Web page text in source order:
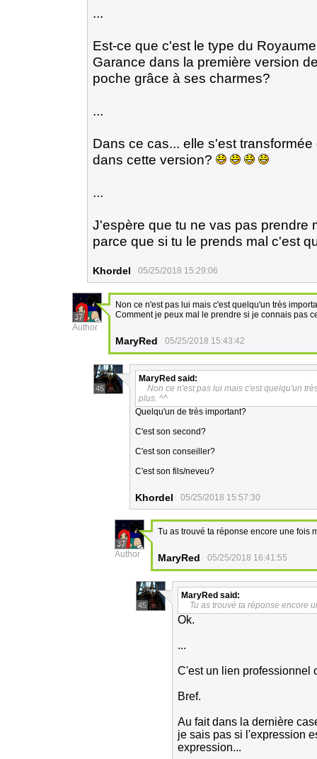
...
Est-ce que c'est le type du
Garance dans la première version
poche grâce à ses charmes?
...
Dans ce cas... elle s'est
dans cette version?
...
J'espère que tu ne vas pas prendre
parce que si tu le prends mal c'est
Khordel 05/25/2018 15:29:06
37
Author
Non ce n'est pas lui mais c'est quelqu'un très
Comment je peux mal le prendre si je connais pas
MaryRed 05/25/2018 15:43:42
45
MaryRed said:
Non ce n'est pas lui mais c'est quelqu'un
plus. ^^
Quelqu'un de très important?
C'est son second?
C'est son conseiller?
C'est son fils/neveu?
Khordel 05/25/2018 15:57:30
37
Author
Tu as trouvé ta réponse encore une fois
MaryRed 05/25/2018 16:41:55
45
MaryRed said:
Tu as trouvé ta réponse encore
Ok.
...
C'est un lien professionnel
Bref.
Au fait dans la dernière
je sais pas si l'expression
expression...